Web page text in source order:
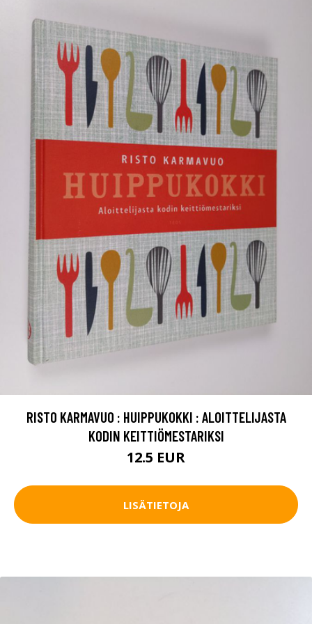
RISTO KARMAVUO : HUIPPUKOKKI : ALOITTELIJASTA
KODIN KEITTIÖMESTARIKSI
12.5 EUR
LISÄTIETOJA